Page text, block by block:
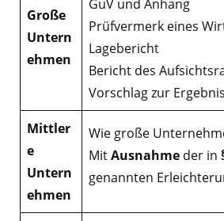
Große
Untern
ehmen
GuV und Anhang
Prüfvermerk eines
Lagebericht
Bericht des
Vorschlag zur
Mittler
e
Untern
ehmen
Wie große
MitAusnahme der in
genannten